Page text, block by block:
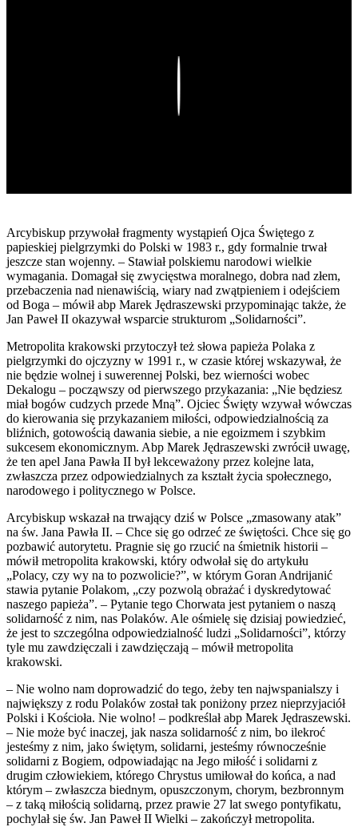
Arcybiskup przywołał fragmenty wystąpień Ojca Świętego z
papieskiej pielgrzymki do Polski w 1983 r., gdy formalnie trwał
jeszcze stan wojenny. – Stawiał polskiemu narodowi wielkie
wymagania. Domagał się zwycięstwa moralnego, dobra nad złem,
przebaczenia nad nienawiścią, wiary nad zwątpieniem i odejściem
od Boga – mówił abp Marek Jędraszewski przypominając także, że
Jan Paweł II okazywał wsparcie strukturom „Solidarności”.
Metropolita krakowski przytoczył też słowa papieża Polaka z
pielgrzymki do ojczyzny w 1991 r., w czasie której wskazywał, że
nie będzie wolnej i suwerennej Polski, bez wierności wobec
Dekalogu – począwszy od pierwszego przykazania: „Nie będziesz
miał bogów cudzych przede Mną”. Ojciec Święty wzywał wówczas
do kierowania się przykazaniem miłości, odpowiedzialnością za
bliźnich, gotowością dawania siebie, a nie egoizmem i szybkim
sukcesem ekonomicznym. Abp Marek Jędraszewski zwrócił uwagę,
że ten apel Jana Pawła II był lekceważony przez kolejne lata,
zwłaszcza przez odpowiedzialnych za kształt życia społecznego,
narodowego i politycznego w Polsce.
Arcybiskup wskazał na trwający dziś w Polsce „zmasowany atak”
na św. Jana Pawła II. – Chce się go odrzeć ze świętości. Chce się go
pozbawić autorytetu. Pragnie się go rzucić na śmietnik historii –
mówił metropolita krakowski, który odwołał się do artykułu
„Polacy, czy wy na to pozwolicie?”, w którym Goran Andrijanić
stawia pytanie Polakom, „czy pozwolą obrażać i dyskredytować
naszego papieża”. – Pytanie tego Chorwata jest pytaniem o naszą
solidarność z nim, nas Polaków. Ale ośmielę się dzisiaj powiedzieć,
że jest to szczególna odpowiedzialność ludzi „Solidarności”, którzy
tyle mu zawdzięczali i zawdzięczają – mówił metropolita
krakowski.
– Nie wolno nam doprowadzić do tego, żeby ten najwspanialszy i
największy z rodu Polaków został tak poniżony przez nieprzyjaciół
Polski i Kościoła. Nie wolno! – podkreślał abp Marek Jędraszewski.
– Nie może być inaczej, jak nasza solidarność z nim, bo ilekroć
jesteśmy z nim, jako świętym, solidarni, jesteśmy równocześnie
solidarni z Bogiem, odpowiadając na Jego miłość i solidarni z
drugim człowiekiem, którego Chrystus umiłował do końca, a nad
którym – zwłaszcza biednym, opuszczonym, chorym, bezbronnym
– z taką miłością solidarną, przez prawie 27 lat swego pontyfikatu,
pochylał się św. Jan Paweł II Wielki – zakończył metropolita.